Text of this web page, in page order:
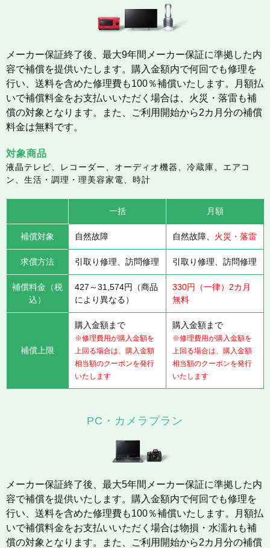
メーカー保証終了後、最大9年間メーカー保証に準拠した内
容で補償を提供いたします。購入金額内で何回でも修理を
行い、送料を含めた修理費も100％補償いたします。月額払
いで補償料金をお支払いいただく場合は、火災・落雷も補
償の対象となります。また、ご利用開始から2カ月分の補償
料金は無料です。
対象商品
液晶テレビ、レコーダー、オーディオ機器、冷蔵庫、エアコ
ン、生活・調理・理美容家電、時計
一括 月額
補償対象 自然故障 自然故障、 火災・落雷
求償方法 引取り修理、訪問修理 引取り修理、訪問修理
補償料金（税
込）
427～31,574円（商品
により異なる）
330円（一律）2カ月
無料
補償上限
購入金額まで
※修理費用が購入金額を
上回る場合は、購入金額
相当額のクーポンを発行
いたします
購入金額まで
※修理費用が購入金額を
上回る場合は、購入金額
相当額のクーポンを発行
いたします
PC・カメラプラン
メーカー保証終了後、最大5年間メーカー保証に準拠した内
容で補償を提供いたします。購入金額内で何回でも修理を
行い、送料を含めた修理費も100％補償いたします。月額払
いで補償料金をお支払いいただく場合は物損・水濡れも補
償の対象となります。また、ご利用開始から2カ月分の補償